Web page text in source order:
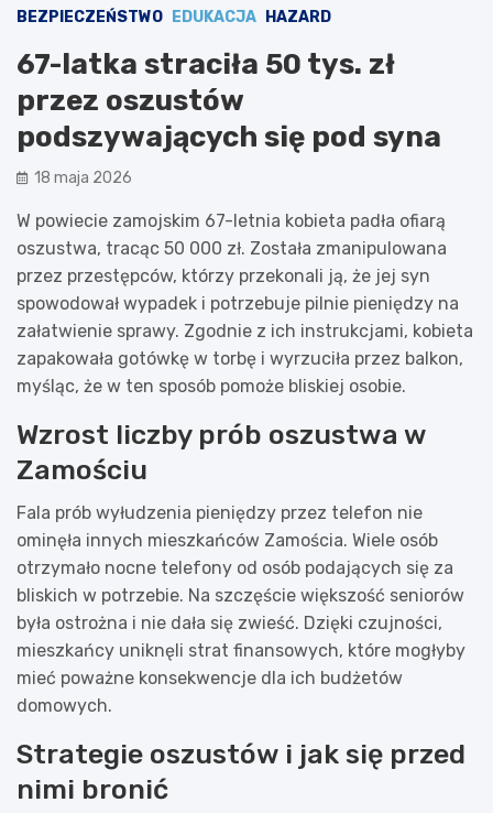
BEZPIECZEŃSTWO EDUKACJA HAZARD
67-latka straciła 50 tys. zł
przez oszustów
podszywających się pod syna
18 maja 2026
W powiecie zamojskim 67-letnia kobieta padła ofiarą
oszustwa, tracąc 50 000 zł. Została zmanipulowana
przez przestępców, którzy przekonali ją, że jej syn
spowodował wypadek i potrzebuje pilnie pieniędzy na
załatwienie sprawy. Zgodnie z ich instrukcjami, kobieta
zapakowała gotówkę w torbę i wyrzuciła przez balkon,
myśląc, że w ten sposób pomoże bliskiej osobie.
Wzrost liczby prób oszustwa w
Zamościu
Fala prób wyłudzenia pieniędzy przez telefon nie
ominęła innych mieszkańców Zamościa. Wiele osób
otrzymało nocne telefony od osób podających się za
bliskich w potrzebie. Na szczęście większość seniorów
była ostrożna i nie dała się zwieść. Dzięki czujności,
mieszkańcy uniknęli strat finansowych, które mogłyby
mieć poważne konsekwencje dla ich budżetów
domowych.
Strategie oszustów i jak się przed
nimi bronić